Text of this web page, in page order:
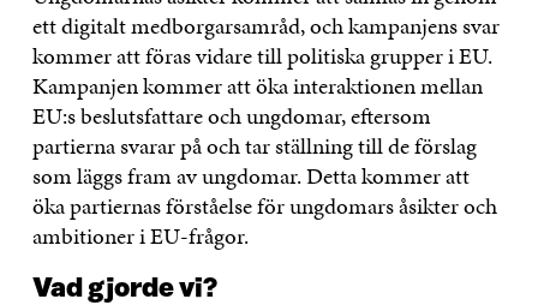
ett digitalt medborgarsamråd, och kampanjens svar
kommer att föras vidare till politiska grupper i EU.
Kampanjen kommer att öka interaktionen mellan
EU:s beslutsfattare och ungdomar, eftersom
partierna svarar på och tar ställning till de förslag
som läggs fram av ungdomar. Detta kommer att
öka partiernas förståelse för ungdomars åsikter och
ambitioner i EU-frågor.
Vad gjorde vi?